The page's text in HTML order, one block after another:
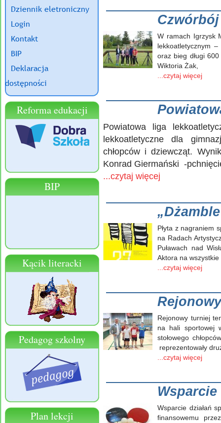
Dziennik eletroniczny
Login
Kontakt
BIP
Deklaracja
dostępności
Reforma edukacji
BIP
Kącik literacki
Pedagog szkolny
Plan lekcji
W ramach Igrzysk
lekkoatletycznym
oraz bieg długi
Wiktoria Żak,
...czytaj więcej
Powiatowa liga
lekkoatletyczne dla
chłopców i dziewcząt.
Konrad Giermański -
...czytaj więcej
Płyta z nagraniem
na Radach
Puławach nad
Aktora na
...czytaj więcej
Rejonowy turniej
na hali sportowej
stołowego
reprezentowały
...czytaj więcej
Wsparcie działań
finansowemu